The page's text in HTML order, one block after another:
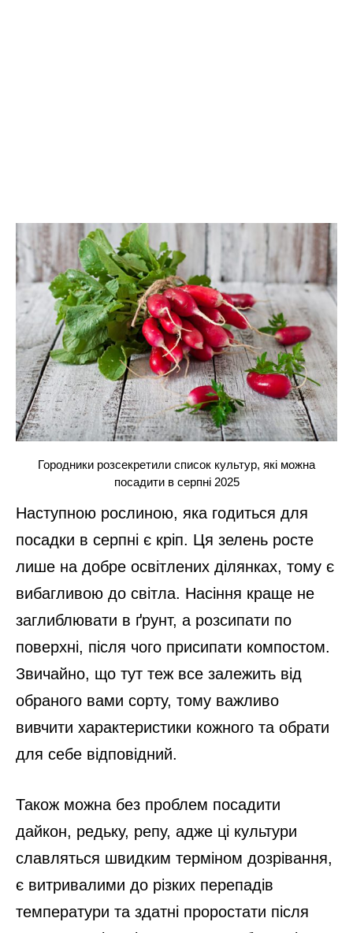
Городники розсекретили список культур, які можна
посадити в серпні 2025
Наступною рослиною, яка годиться для
посадки в серпні є кріп. Ця зелень росте
лише на добре освітлених ділянках, тому є
вибагливою до світла. Насіння краще не
заглиблювати в ґрунт, а розсипати по
поверхні, після чого присипати компостом.
Звичайно, що тут теж все залежить від
обраного вами сорту, тому важливо
вивчити характеристики кожного та обрати
для себе відповідний.
Також можна без проблем посадити
дайкон, редьку, репу, адже ці культури
славляться швидким терміном дозрівання,
є витривалими до різких перепадів
температури та здатні проростати після